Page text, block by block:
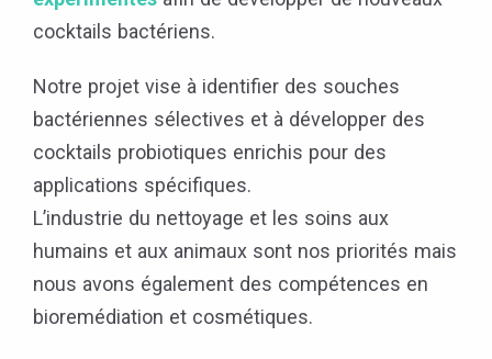
cocktails bactériens.
Notre projet vise à identifier des souches
bactériennes sélectives et à développer des
cocktails probiotiques enrichis pour des
applications spécifiques.
L’industrie du nettoyage et les soins aux
humains et aux animaux sont nos priorités mais
nous avons également des compétences en
bioremédiation et cosmétiques.